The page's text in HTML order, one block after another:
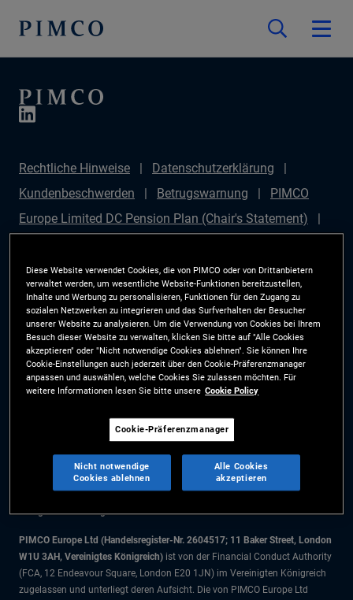
Rechtliche Hinweise
Datenschutzerklärung
Kundenbeschwerden
Betrugswarnung
PIMCO
Europe Limited DC Pension Plan (Chair's Statement)
Investment Principles (SIP))
Sustainable Finance
Disclosures Regulation (SFDR)
PIMCO Europe
Limited DC Pension Plan (Implementation Statement)
PAI Disclosure
Anlegerrechte
Site Map
Cookie-Präferenzmanager
Die Informationen auf dieser Website sind ausschließlich für Schweizer
Staatsbürger bestimmt.
Alle Dokumente und Angaben im Bereich börsengehandelte Fonds dienen
ausschließlich zu Informationszwecken und dürfen nicht als
Anlageberatung verstanden werden. Anleger sollten vor einer
Anlageentscheidung finanziellen Rat einholen.
PIMCO Europe Ltd (Handelsregister-Nr. 2604517; 11 Baker Street, London
W1U 3AH, Vereinigtes Königreich) ist von der Financial Conduct Authority
(FCA, 12 Endeavour Square, London E20 1JN) im Vereinigten Königreich
zugelassen und unterliegt deren Aufsicht. Die von PIMCO Europe Ltd
Diese Website verwendet Cookies, die von PIMCO oder von Drittanbietern
verwaltet werden, um wesentliche Website-Funktionen bereitzustellen,
Inhalte und Werbung zu personalisieren, Funktionen für den Zugang zu
sozialen Netzwerken zu integrieren und das Surfverhalten der Besucher
unserer Website zu analysieren. Um die Verwendung von Cookies bei Ihrem
Besuch dieser Website zu verwalten, klicken Sie bitte auf "Alle Cookies
akzeptieren" oder "Nicht notwendige Cookies ablehnen". Sie können Ihre
Cookie-Einstellungen auch jederzeit über den Cookie-Präferenzmanager
anpassen und auswählen, welche Cookies Sie zulassen möchten. Für
weitere Informationen lesen Sie bitte unsere Cookie Policy
Cookie-Präferenzmanager
Nicht notwendige
Cookies ablehnen
Alle Cookies
akzeptieren